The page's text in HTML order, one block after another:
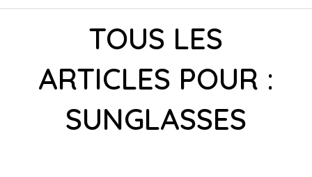
TOUS LES
ARTICLES POUR :
SUNGLASSES